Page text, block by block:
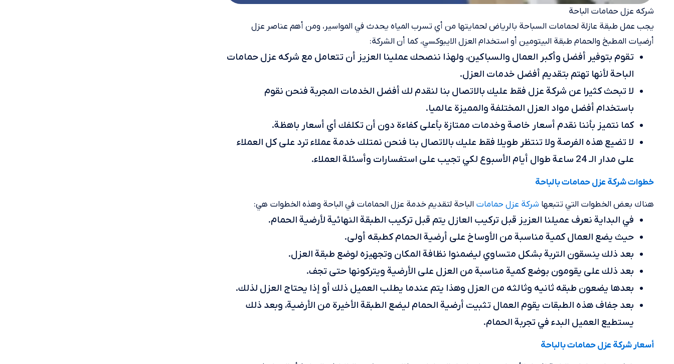
شركه عزل حمامات الباحة
يجب عمل طبقة عازلة لحمامات السباحة بالرياض لحمايتها من أي تسرب المياه يحدث في المواسير، ومن أهم عناصر عزل
أرضيات المطبخ والحمام طبقة البيتومين أو استخدام العزل الايبوكسي، كما أن الشركة:
تقوم بتوفير أفضل وأكبر العمال والسباكين، ولهذا ننصحك عملينا العزيز أن تتعامل مع شركه عزل حمامات
الباحة لأنها تهتم بتقديم أفضل خدمات العزل.
لا تبحث كثيرا عن شركة عزل فقط عليك بالاتصال بنا لنقدم لك أفضل الخدمات المجربة فنحن نقوم
باستخدام أفضل مواد العزل المختلفة والمميزة عالميا.
كما نتميز بأننا نقدم أسعار خاصة وخدمات ممتازة بأعلى كفاءة دون أن تكلفك أي أسعار باهظة.
لا تضيع هذه الفرصة ولا تنتظر طويلا فقط عليك بالاتصال بنا فنحن نمتلك خدمة عملاء ترد على كل العملاء
على مدار الـ 24 ساعة طوال أيام الأسبوع لكي تجيب على استفسارات وأسئلة العملاء.
خطوات شركة عزل حمامات بالباحة
هناك بعض الخطوات التي تتبعها شركة عزل حمامات الباحة لتقديم خدمة عزل الحمامات في الباحة وهذه الخطوات هي:
في البداية نعرف عميلنا العزيز قبل تركيب العازل يتم قبل تركيب الطبقة النهائية لأرضية الحمام.
حيث يضع العمال كمية مناسبة من الأوساخ على أرضية الحمام كطبقه أولى.
بعد ذلك ينسقون التربة بشكل متساوي ليضمنوا نظافة المكان وتجهيزه لوضع طبقة العزل.
بعد ذلك على يقومون بوضع كمية مناسبة من العزل على الأرضية ويتركونها حتى تجف.
بعدها يضعون طبقه ثانيه وثالثه من العزل وهذا يتم عندما يطلب العميل ذلك أو إذا يحتاج العزل لذلك.
بعد جفاف هذه الطبقات يقوم العمال تثبيت أرضية الحمام ليضع الطبقة الأخيرة من الأرضية، وبعد ذلك
يستطيع العميل البدء في تجربة الحمام.
أسعار شركة عزل حمامات بالباحة